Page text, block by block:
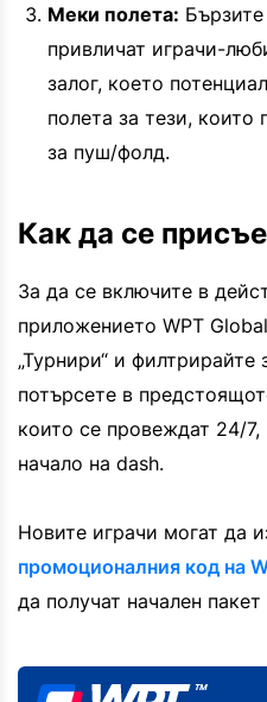
Меки полета:
привличат играчи-
залог, което
полета за тези, които
за пуш/фолд.
Как да се
За да се включите в
приложението WPT
„Турнири“ и филтрирайте
потърсете в
които се провеждат 24/
начало на dash.
Новите играчи могат да
промоционалния код на
да получат начален